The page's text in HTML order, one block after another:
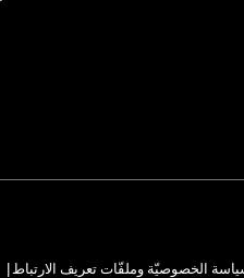
الخصوصيّة وملفّات تعريف الارتباط